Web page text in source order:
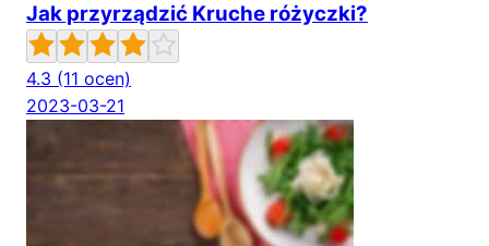
Jak przyrządzić Kruche różyczki?
4.3 (11 ocen)
2023-03-21